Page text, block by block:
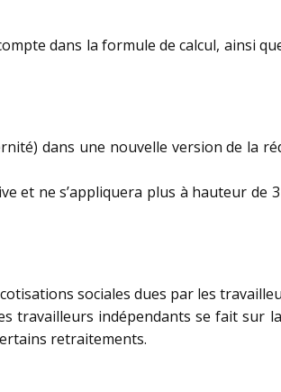
dans la formule de calcul, ainsi
dans une nouvelle version de la
et ne s’appliquera plus à hauteur de
sociales dues par les
travailleurs indépendants se fait sur
retraitements.